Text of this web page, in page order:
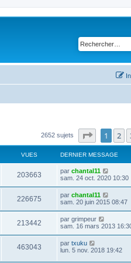
2652 sujets Page sur
1 2
VUES DERNIER MESSAGE
203663
u
D
e
i
e
r
m
e
s
s
a
g
e
par chantal11
sam. 24 oct. 2020 10:30
226675
u
D
e
i
e
r
m
e
par chantal11
sam. 20 juin 2015 08:47
213442
u
D
e
i
e
r
par grimpeur
sam. 16 mars 2013
463043
D
e
par txuku
lun. 5 nov. 2018 19:42